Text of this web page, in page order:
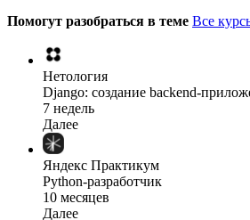
Помогут разобраться в теме Все
Нетология
Django: создание backend-
7 недель
Далее
Яндекс Практикум
Python-разработчик
10 месяцев
Далее